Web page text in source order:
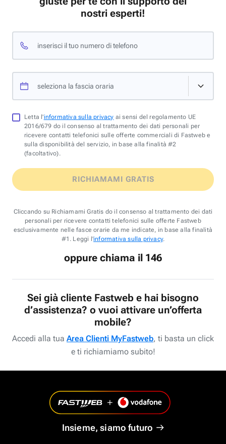
nostri esperti!
inserisci il tuo numero di telefono
seleziona la fascia oraria
Letta l'informativa sulla privacy ai sensi del regolamento UE
2016/679 do il consenso al trattamento dei dati personali per
ricevere contatti telefonici sulle offerte commerciali di Fastweb e
sulla disponibilità del servizio, in base alla finalità #2
(facoltativo).
RICHIAMAMI GRATIS
Cliccando su Richiamami Gratis do il consenso al trattamento dei dati
personali per ricevere contatti telefonici sulle offerte Fastweb
esclusivamente nelle fasce orarie da me indicate, in base alla finalità
#1. Leggi l'informativa sulla privacy.
oppure chiama il 146
Sei già cliente Fastweb e hai bisogno
d’assistenza? o vuoi attivare un’offerta
mobile?
Accedi alla tua Area Clienti MyFastweb, ti basta un click
e ti richiamiamo subito!
Insieme, siamo futuro